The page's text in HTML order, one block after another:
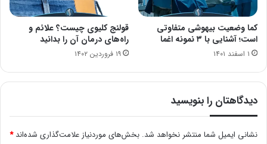
کما وضعیت بیهوشی متفاوتی
است؛ آشنایی با ۳ نمونه اغما
۱ اسفند ۱۴۰۱
قولنج کلیوی چیست؟ علائم و
راه‌های درمان آن را بدانید
۱۹ فروردین ۱۴۰۲
دیدگاهتان را بنویسید
نشانی ایمیل شما منتشر نخواهد شد. بخش‌های موردنیاز علامت‌گذاری شده‌اند*